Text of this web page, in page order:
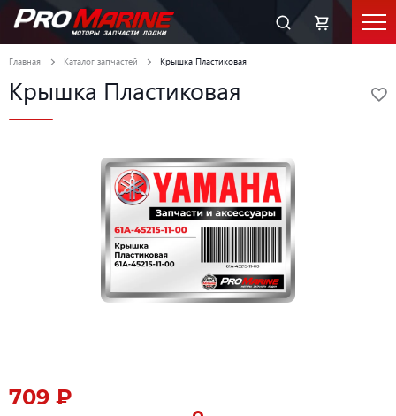
Главная Каталог запчастей Крышка Пластиковая
Крышка Пластиковая
709 ₽